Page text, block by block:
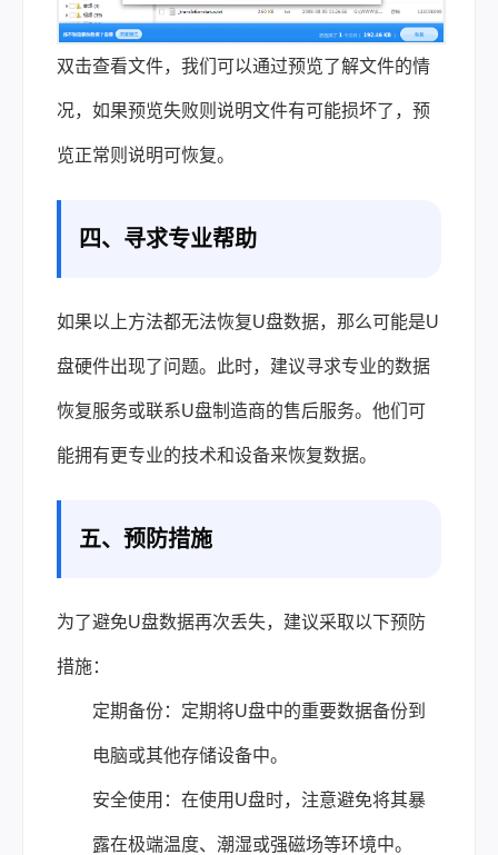
双击查看文件，我们可以通过预览了解文件的情
况，如果预览失败则说明文件有可能损坏了，预
览正常则说明可恢复。
四、寻求专业帮助
如果以上方法都无法恢复U盘数据，那么可能是U
盘硬件出现了问题。此时，建议寻求专业的数据
恢复服务或联系U盘制造商的售后服务。他们可
能拥有更专业的技术和设备来恢复数据。
五、预防措施
为了避免U盘数据再次丢失，建议采取以下预防
措施：
定期备份：定期将U盘中的重要数据备份到
电脑或其他存储设备中。
安全使用：在使用U盘时，注意避免将其暴
露在极端温度、潮湿或强磁场等环境中。